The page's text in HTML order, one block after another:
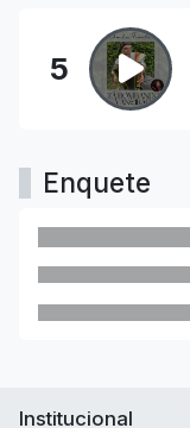
5
Enquete
Institucional